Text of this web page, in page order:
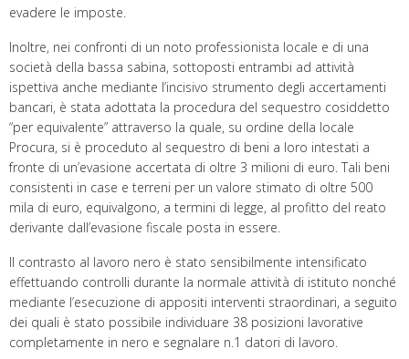
evadere le imposte.
Inoltre, nei confronti di un noto professionista locale e di una
società della bassa sabina, sottoposti entrambi ad attività
ispettiva anche mediante l’incisivo strumento degli accertamenti
bancari, è stata adottata la procedura del sequestro cosiddetto
“per equivalente” attraverso la quale, su ordine della locale
Procura, si è proceduto al sequestro di beni a loro intestati a
fronte di un’evasione accertata di oltre 3 milioni di euro. Tali beni
consistenti in case e terreni per un valore stimato di oltre 500
mila di euro, equivalgono, a termini di legge, al profitto del reato
derivante dall’evasione fiscale posta in essere.
Il contrasto al lavoro nero è stato sensibilmente intensificato
effettuando controlli durante la normale attività di istituto nonché
mediante l’esecuzione di appositi interventi straordinari, a seguito
dei quali è stato possibile individuare 38 posizioni lavorative
completamente in nero e segnalare n.1 datori di lavoro.